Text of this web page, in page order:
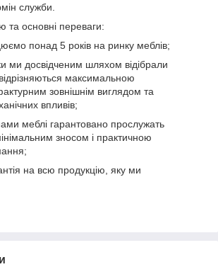
служби.
та основні переваги:
понад 5 років на ринку меблів;
ми досвідченим шляхом відібрали
максимальною
зовнішнім виглядом та
впливів;
меблі гарантовано прослужать
зносом і практичною
на всю продукцію, яку ми